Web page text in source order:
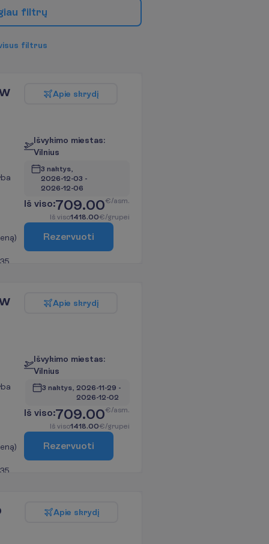
iau filtrų
isus filtrus
Išvykimo miestas:
Vilnius
3 naktys,
2026-12-03 -
2026-12-06
Iš viso:709.00€/asm.
Iš viso1418.00€/grupei
Apie skrydį
Rezervuoti
Išvykimo miestas:
Vilnius
3 naktys, 2026-11-29 -
2026-12-02
Iš viso:709.00€/asm.
Iš viso1418.00€/grupei
Apie skrydį
Rezervuoti
Apie skrydį